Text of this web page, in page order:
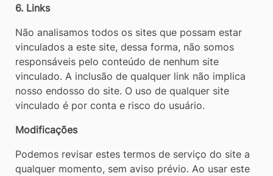
6. Links
Não analisamos todos os sites que possam estar
vinculados a este site, dessa forma, não somos
responsáveis pelo conteúdo de nenhum site
vinculado. A inclusão de qualquer link não implica
nosso endosso do site. O uso de qualquer site
vinculado é por conta e risco do usuário.
Modificações
Podemos revisar estes termos de serviço do site a
qualquer momento, sem aviso prévio. Ao usar este